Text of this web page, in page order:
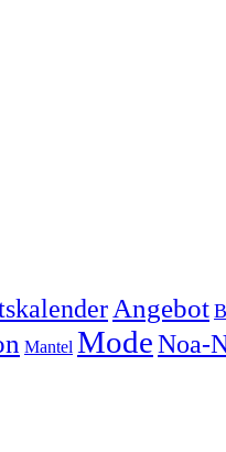
Angebot
Mantel ModeNoa-